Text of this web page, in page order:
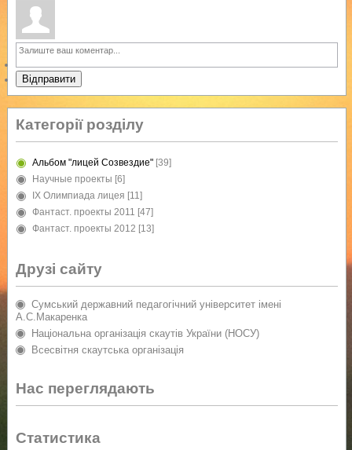
Відправити
Категорії розділу
Альбом "лицей Созвездие" [39]
Научные проекты [6]
IX Олимпиада лицея [11]
Фантаст. проекты 2011 [47]
Фантаст. проекты 2012 [13]
Друзі сайту
Сумський державний педагогічний університет імені
А.С.Макаренка
Національна організація скаутів України (НОСУ)
Всесвітня скаутська організація
Нас переглядають
Статистика